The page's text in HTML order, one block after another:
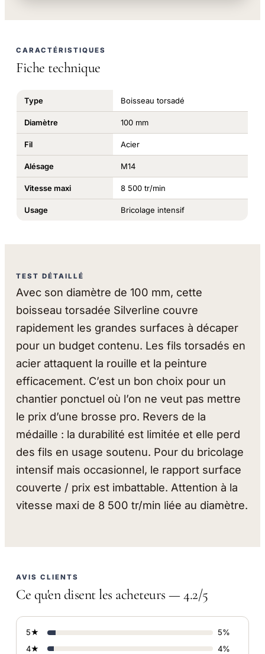
CARACTÉRISTIQUES
Fiche technique
Type Boisseau torsadé
Diamètre 100 mm
Fil Acier
Alésage M14
Vitesse maxi 8 500 tr/min
Usage Bricolage intensif
TEST DÉTAILLÉ
Avec son diamètre de 100 mm, cette
boisseau torsadée Silverline couvre
rapidement les grandes surfaces à décaper
pour un budget contenu. Les fils torsadés en
acier attaquent la rouille et la peinture
efficacement. C’est un bon choix pour un
chantier ponctuel où l’on ne veut pas mettre
le prix d’une brosse pro. Revers de la
médaille : la durabilité est limitée et elle perd
des fils en usage soutenu. Pour du bricolage
intensif mais occasionnel, le rapport surface
couverte / prix est imbattable. Attention à la
vitesse maxi de 8 500 tr/min liée au diamètre.
AVIS CLIENTS
Ce qu'en disent les acheteurs — 4.2/5
5★
5%
4★
4%